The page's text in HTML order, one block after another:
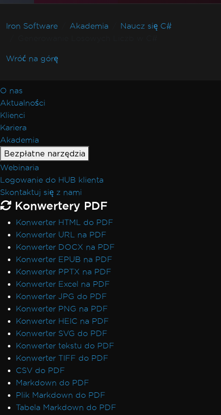
Iron Software Akademia
Naucz się C#
Wróć na górę
O nas
Aktualności
Klienci
Kariera
Akademia
Bezpłatne narzędzia
Webinaria
Logowanie do HUB klienta
Skontaktuj się z nami
Konwertery PDF
Konwerter HTML do PDF
Konwerter URL na PDF
Konwerter DOCX na PDF
Konwerter EPUB na PDF
Konwerter PPTX na PDF
Konwerter Excel na PDF
Konwerter JPG do PDF
Konwerter PNG na PDF
Konwerter HEIC na PDF
Konwerter SVG do PDF
Konwerter tekstu do PDF
Konwerter TIFF do PDF
CSV do PDF
Markdown do PDF
Plik Markdown do PDF
Tabela Markdown do PDF